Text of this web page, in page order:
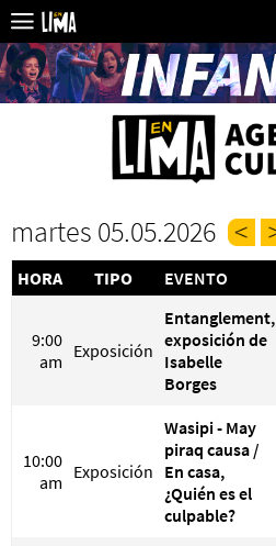
martes 05.05.2026
HORA TIPO EVENTO
9:00
am Exposición
Entanglement,
exposición de
Isabelle
Borges
10:00
am Exposición
Wasipi - May
piraq causa /
En casa,
¿Quién es el
culpable?